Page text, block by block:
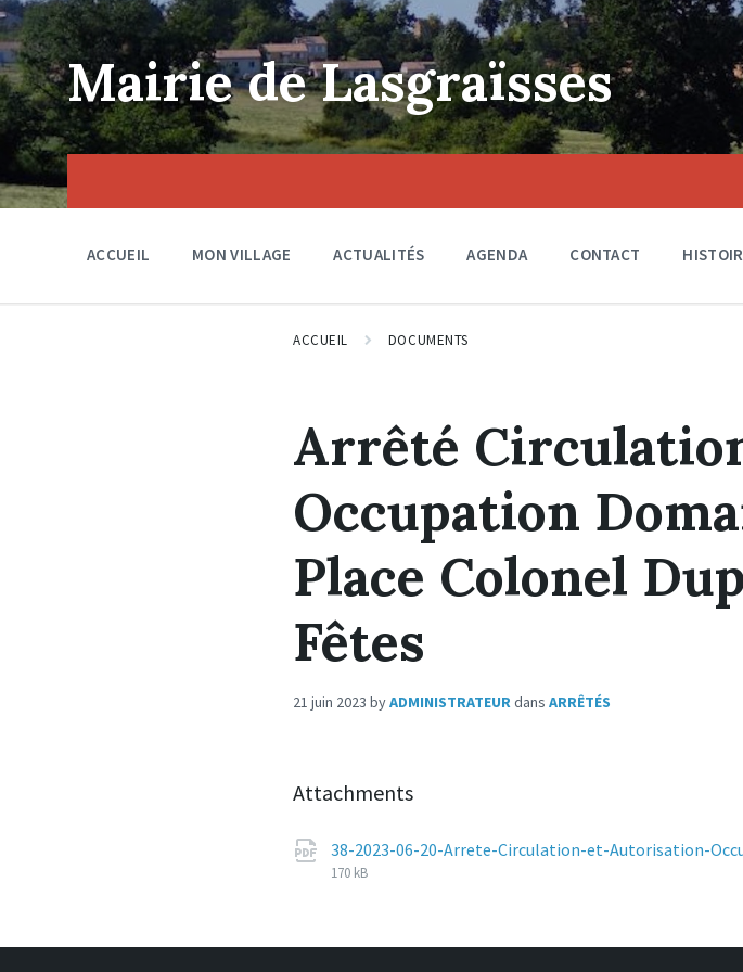
Skip
to
content
Skip
to
main
navigation
Skip
to
footer
Mairie de Lasgraïsses
ACCUEIL MON VILLAGE ACTUALITÉS AGENDA CONTACT
ACCUEIL DOCUMENTS
Arrêté
Occupation
Place Colonel
Fêtes
21 juin 2023byADMINISTRATEURdansARRÊTÉS
Attachments
38-2023-06-20-Arrete-Circulation-et-Autorisation-
170 kB